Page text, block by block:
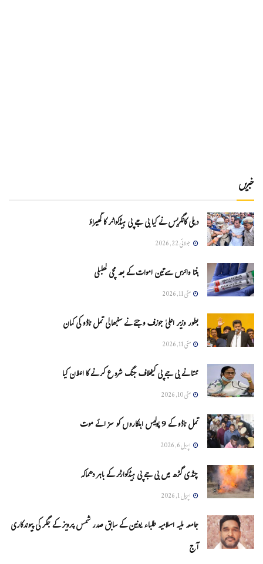
خبریں
دہلی کانگریس نے کیا بی جے پی ہیڈکواٹر کا گھیراؤ
جولائی 22, 2026
ہنتا وائرس سےتین اموات کے بعد مچی کھلبلی
مئی 11, 2026
بطور وزیر اعلیٰ جوزف وجئے نے سنبھالی تمل ناڈو کی کمان
مئی 11, 2026
ممتا نے بی جے پی کیخلاف جنگ شروع کرنے کا اعلان کیا
مئی 10, 2026
تمل ناڈو کے 9 پولیس اہلکاروں کو سزائے موت
اپریل 6, 2026
چنڈی گڑھ میں بی جے پی ہیڈکوارٹر کے باہر دھماکہ
اپریل 1, 2026
جامعہ ملیہ اسلامیہ طلباء یونین کے سابق صدر شمس پرویز کے جگر کی پیوندکاری
آج